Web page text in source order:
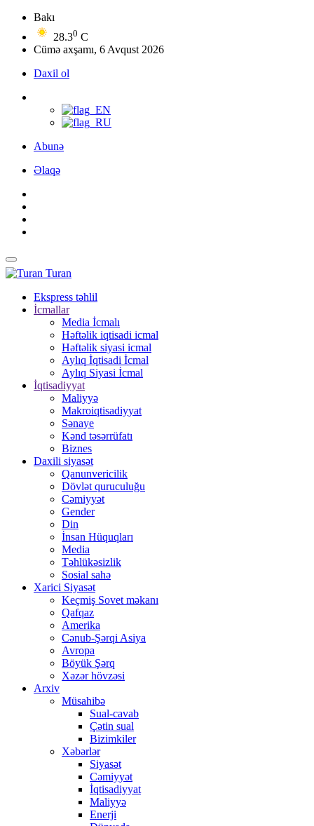
Bakı
28.30 C
Cümə axşamı, 6 Avqust 2026
Daxil ol
Abunə
Əlaqə
Turan
Ekspress təhlil
İcmallar
Media İcmalı
Həftəlik iqtisadi icmal
Həftəlik siyasi icmal
Aylıq İqtisadi İcmal
Aylıq Siyasi İcmal
İqtisadiyyat
Maliyyə
Makroiqtisadiyyat
Sənaye
Kənd təsərrüfatı
Biznes
Daxili siyasət
Qanunvericilik
Dövlət quruculuğu
Cəmiyyət
Gender
Din
İnsan Hüquqları
Media
Təhlükəsizlik
Sosial sahə
Xarici Siyasət
Keçmiş Sovet məkanı
Qafqaz
Amerika
Cənub-Şərqi Asiya
Avropa
Böyük Şərq
Xəzər hövzəsi
Arxiv
Müsahibə
Sual-cavab
Çətin sual
Bizimkiler
Xəbərlər
Siyasət
Cəmiyyət
İqtisadiyyat
Maliyyə
Enerji